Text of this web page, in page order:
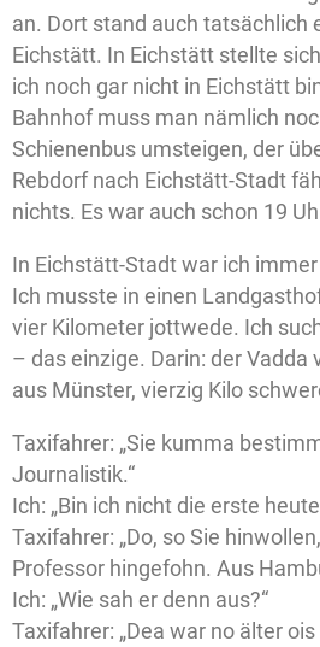
an. Dort stand auch tatsächlich
Eichstätt. In Eichstätt stellte
ich noch gar nicht in Eichstätt
Bahnhof muss man nämlich
Schienenbus umsteigen, der
Rebdorf nach Eichstätt-Stadt
nichts. Es war auch schon 19
In Eichstätt-Stadt war ich
Ich musste in einen
vier Kilometer jottwede. Ich
– das einzige. Darin: der Vadda
aus Münster, vierzig Kilo
Taxifahrer: „Sie kumma
Journalistik.“
Ich: „Bin ich nicht die erste
Taxifahrer: „Do, so Sie
Professor hingefohn. Aus
Ich: „Wie sah er denn aus?“
Taxifahrer: „Dea war no älter